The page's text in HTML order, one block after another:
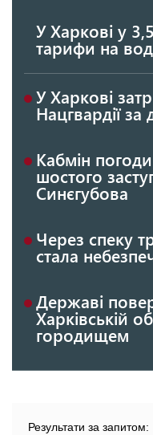
У Харкові у
тарифи на
У Харкові
Нацгвардії
Кабмін
шостого
Синєгубова
Через спеку
стала
Державі
Харківській
городищем
Результати за запитом: